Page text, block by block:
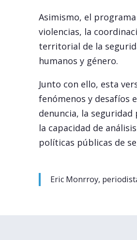
Asimismo, el
violencias, la
territorial de la
humanos y género.
Junto con ello, esta
fenómenos y desafíos
denuncia, la
la capacidad de
políticas públicas de
Eric Monrroy,